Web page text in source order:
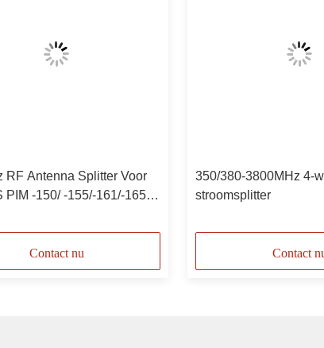
RF Antenna Splitter Voor
PIM -150/ -155/-161/-165 N
Contact nu
350/380-3800MHz 4-
stroomsplitter
Contact